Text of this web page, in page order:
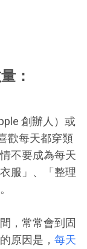
：
創辦人）或
歡每天都穿類
不要成為每天
服」、「整理
，常常會到固
原因是， 每天